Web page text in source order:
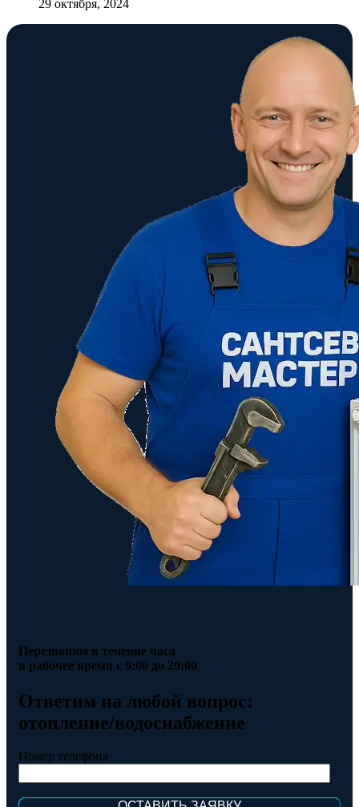
29 октября, 2024
Перезвоним в течение часа
в рабочее время с 9:00 до 20:00
Ответим на любой вопрос:
отопление/водоснабжение
Номер телефона